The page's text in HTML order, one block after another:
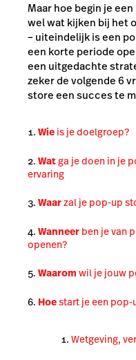
Maar hoe begin je
wel wat kijken bij het
– uiteindelijk is een
een korte periode
een uitgedachte
zeker de volgende 6
store een succes te
Wie is je doelgroep?
Watga je doen in je
ervaring
Waarzal je pop-up
Wanneer ben je van
openen?
Waarom wil je jouw
Hoestart je een pop-
Wetgeving,